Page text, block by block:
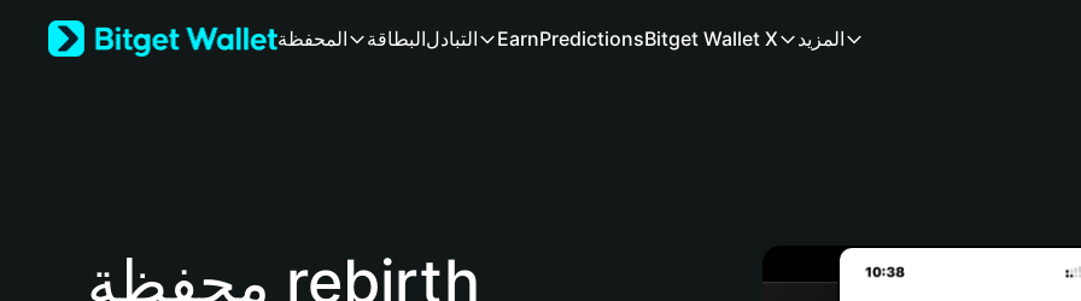
المحفظة البطاقةالتبادل EarnPredictionsBitget Wallet X المزيد
محفظة rebirth